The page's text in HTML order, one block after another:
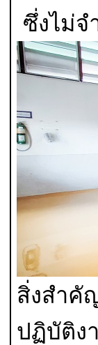
ซึ่งไม่จ
สิ่งสำคั
ปฏิบัติง